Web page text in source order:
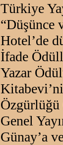
Türkiye
“Düşünce
Hotel’de
İfade
Yazar
Genel
Günay’a